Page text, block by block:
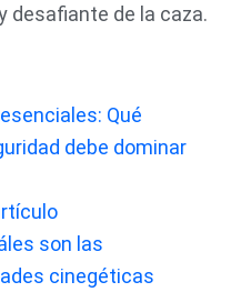
desafiante de la caza.
Qué
debe dominar
son las
cinegéticas